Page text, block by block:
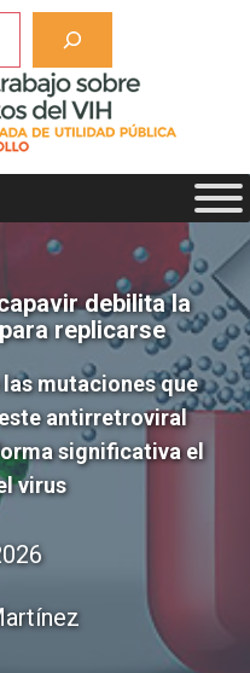
debilita la
replicarse
mutaciones que
antirretroviral
significativa el
virus